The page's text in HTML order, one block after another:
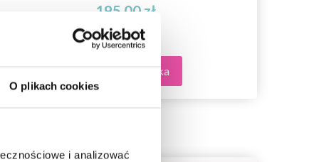
O plikach cookies
i analizować
195,00 zł
Dodaj do koszyka